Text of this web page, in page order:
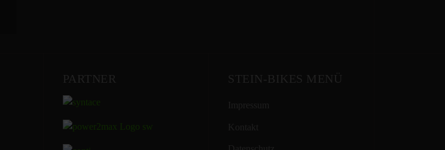
PARTNER STEIN-BIKES MENÜ